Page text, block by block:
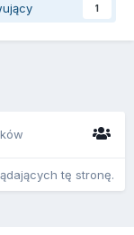
1
tę stronę.